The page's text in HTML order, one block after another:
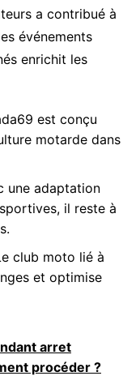
a contribué à
événements
enrichit les
est conçu
motarde dans
une adaptation
il reste à
club moto lié à
et optimise
arret
procéder ?